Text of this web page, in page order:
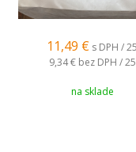
11,49 € s DPH / 25
9,34 € bez DPH / 25
na sklade